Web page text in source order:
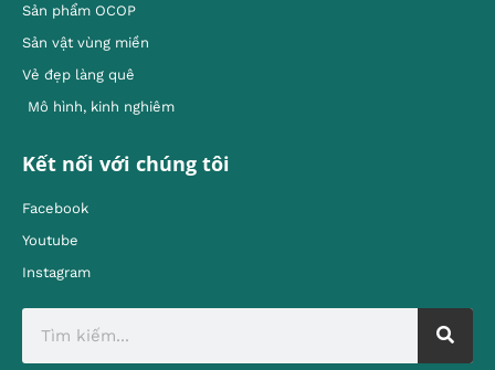
Sản phẩm OCOP
Sản vật vùng miền
Vẻ đẹp làng quê
Mô hình, kinh nghiêm
Kết nối với chúng tôi
Facebook
Youtube
Instagram